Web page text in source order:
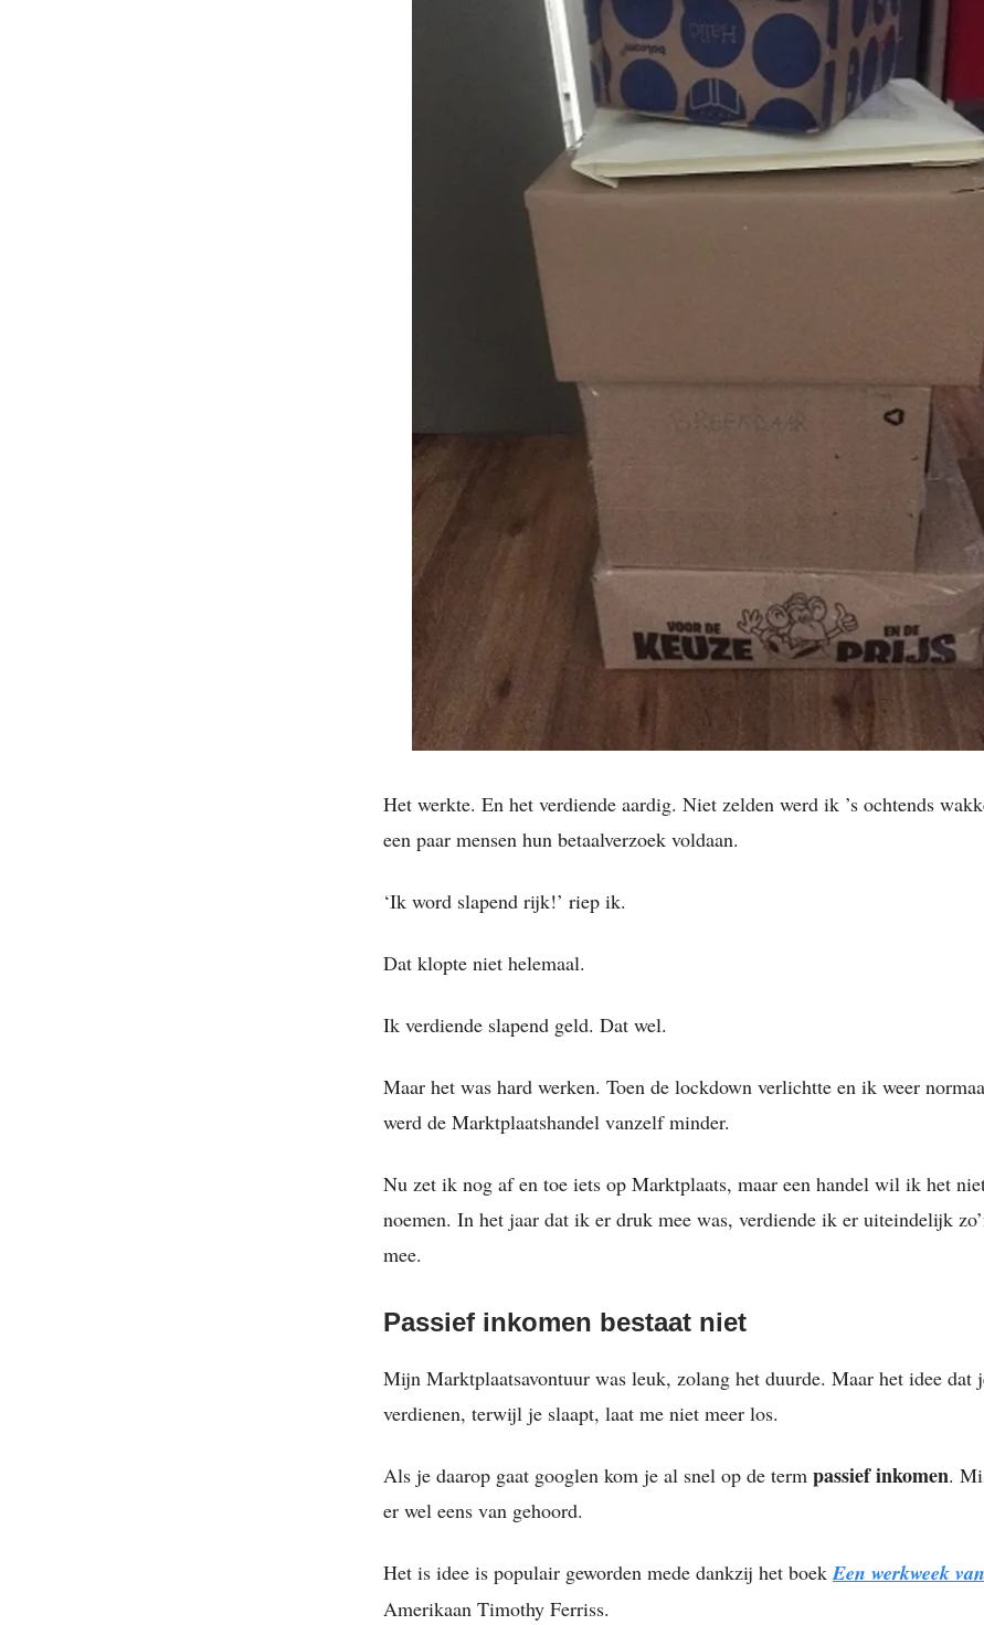
Het werkte. En het verdiende aardig. Niet zelden werd ik ’s ochtends
een paar mensen hun betaalverzoek voldaan.
‘Ik word slapend rijk!’ riep ik.
Dat klopte niet helemaal.
Ik verdiende slapend geld. Dat wel.
Maar het was hard werken. Toen de lockdown verlichtte en ik weer
werd de Marktplaatshandel vanzelf minder.
Nu zet ik nog af en toe iets op Marktplaats, maar een handel wil ik het
noemen. In het jaar dat ik er druk mee was, verdiende ik er uiteindelijk
mee.
Passief inkomen bestaat niet
Mijn Marktplaatsavontuur was leuk, zolang het duurde. Maar het idee dat
verdienen, terwijl je slaapt, laat me niet meer los.
Als je daarop gaat googlen kom je al snel op de term passief inkomen.
er wel eens van gehoord.
Het is idee is populair geworden mede dankzij het boekEen werkweek
Amerikaan Timothy Ferriss.